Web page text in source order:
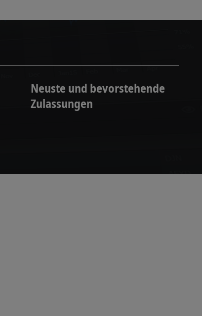
Neuste und bevorstehende
Zulassungen